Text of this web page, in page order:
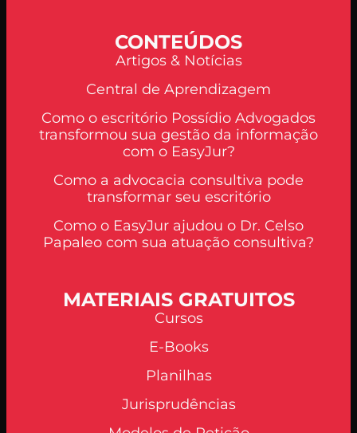
CONTEÚDOS
Artigos & Notícias
Central de Aprendizagem
Como o escritório Possídio Advogados
transformou sua gestão da informação
com o EasyJur?
Como a advocacia consultiva pode
transformar seu escritório
Como o EasyJur ajudou o Dr. Celso
Papaleo com sua atuação consultiva?
MATERIAIS GRATUITOS
Cursos
E-Books
Planilhas
Jurisprudências